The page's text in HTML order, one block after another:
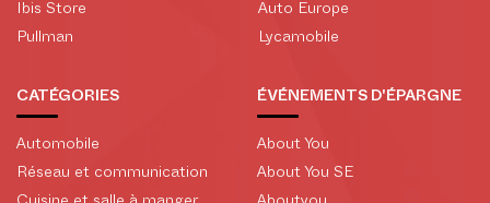
Ibis Store
Pullman
Auto Europe
Lycamobile
CATÉGORIES
Automobile
Réseau et communication
ÉVÉNEMENTS D'ÉPARGNE
About You
About You SE